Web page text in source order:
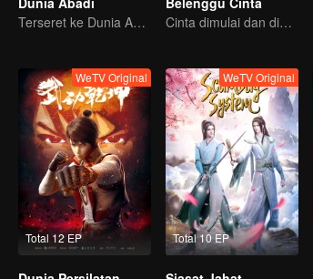
Terseret ke Dunia Abadi, gimana nasib Xiao Chen?
Cinta dimulai dan diakhiri di istana
Total 12 EP
WeTV Original
Total 10 EP
WeTV Original